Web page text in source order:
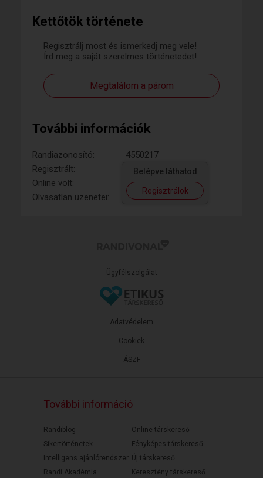
Kettőtök története
Regisztrálj most és ismerkedj meg vele!
Írd meg a saját szerelmes történetedet!
Megtalálom a párom
További információk
Randiazonosító:
4550217
Regisztrált:
Online volt:
Olvasatlan üzenetei:
Belépve láthatod
Regisztrálok
Ügyfélszolgálat
ÁSZF
Adatvédelem
Cookiek
További információ
Randiblog
Sikertörténetek
Intelligens ajánlórendszer
Randi Akadémia
Online társkereső
Fényképes társkereső
Új társkereső
Keresztény társkereső